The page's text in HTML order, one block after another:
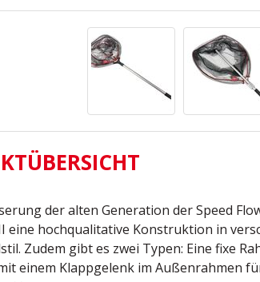
der alten Generation der Speed
eine hochqualitative Konstruktion in
Zudem gibt es zwei Typen: Eine fixe
einem Klappgelenk im Außenrahmen